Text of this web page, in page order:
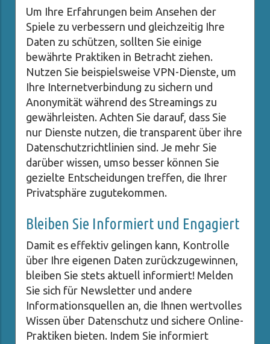
Um Ihre Erfahrungen beim Ansehen der
Spiele zu verbessern und gleichzeitig Ihre
Daten zu schützen, sollten Sie einige
bewährte Praktiken in Betracht ziehen.
Nutzen Sie beispielsweise VPN-Dienste, um
Ihre Internetverbindung zu sichern und
Anonymität während des Streamings zu
gewährleisten. Achten Sie darauf, dass Sie
nur Dienste nutzen, die transparent über ihre
Datenschutzrichtlinien sind. Je mehr Sie
darüber wissen, umso besser können Sie
gezielte Entscheidungen treffen, die Ihrer
Privatsphäre zugutekommen.
Bleiben Sie Informiert und Engagiert
Damit es effektiv gelingen kann, Kontrolle
über Ihre eigenen Daten zurückzugewinnen,
bleiben Sie stets aktuell informiert! Melden
Sie sich für Newsletter und andere
Informationsquellen an, die Ihnen wertvolles
Wissen über Datenschutz und sichere Online-
Praktiken bieten. Indem Sie informiert